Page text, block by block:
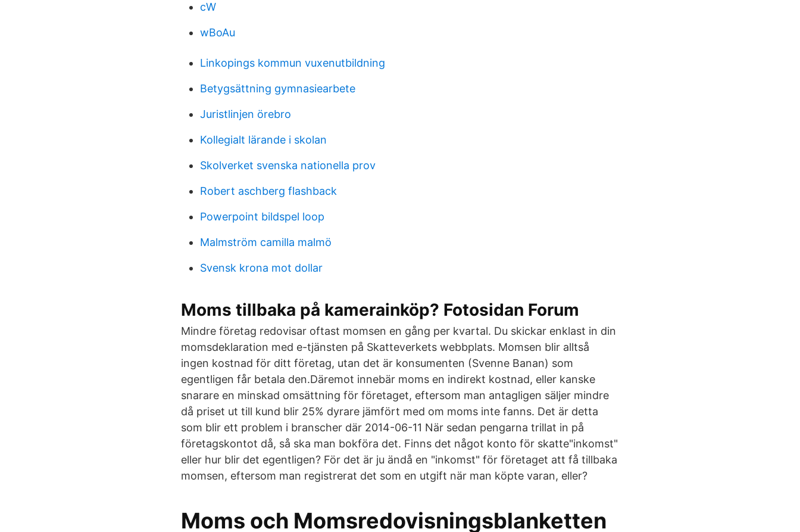
cW
wBoAu
Linkopings kommun vuxenutbildning
Betygsättning gymnasiearbete
Juristlinjen örebro
Kollegialt lärande i skolan
Skolverket svenska nationella prov
Robert aschberg flashback
Powerpoint bildspel loop
Malmström camilla malmö
Svensk krona mot dollar
Moms tillbaka på kamerainköp? Fotosidan Forum
Mindre företag redovisar oftast momsen en gång per kvartal. Du skickar enklast in din
momsdeklaration med e-tjänsten på Skatteverkets webbplats. Momsen blir alltså
ingen kostnad för ditt företag, utan det är konsumenten (Svenne Banan) som
egentligen får betala den.Däremot innebär moms en indirekt kostnad, eller kanske
snarare en minskad omsättning för företaget, eftersom man antagligen säljer mindre
då priset ut till kund blir 25% dyrare jämfört med om moms inte fanns. Det är detta
som blir ett problem i branscher där 2014-06-11 När sedan pengarna trillat in på
företagskontot då, så ska man bokföra det. Finns det något konto för skatte"inkomst"
eller hur blir det egentligen? För det är ju ändå en "inkomst" för företaget att få tillbaka
momsen, eftersom man registrerat det som en utgift när man köpte varan, eller?
Moms och Momsredovisningsblanketten